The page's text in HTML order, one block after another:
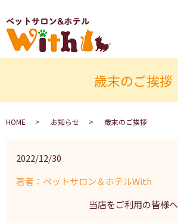
歳末のご挨拶
HOME お知らせ 歳末のご挨拶
2022/12/30
著者：ペットサロン＆ホテルWith
当店をご利用の皆様へ